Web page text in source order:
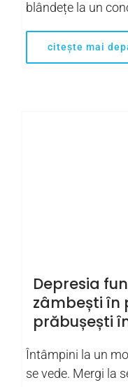
blândețe la un
citește mai
Depresia
zâmbești în
prăbușești
Întâmpini la un
se vede. Mergi la